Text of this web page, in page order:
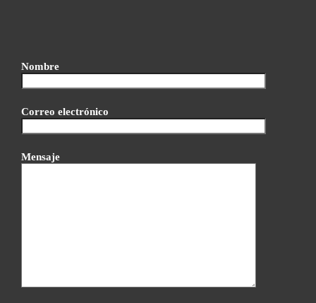
Nombre
Correo electrónico
Mensaje